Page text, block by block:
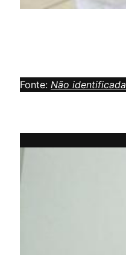
Fonte: Não identificada